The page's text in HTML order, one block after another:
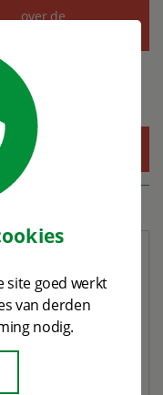
site goed werkt
van derden
nodig.
over de
Dat is het
Leiden van 18
in de